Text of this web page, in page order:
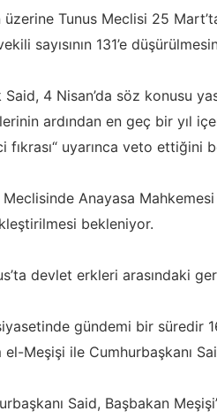
üzerine Tunus Meclisi 25
sayısının 131’e
Said, 4 Nisan’da söz konusu
ardından en geç bir yıl
fıkrası“ uyarınca veto ettiğini
Meclisinde Anayasa
bekleniyor.
devlet erkleri arasındaki
gündemi bir süredir
el-Meşişi ile Cumhurbaşkanı
Said, Başbakan